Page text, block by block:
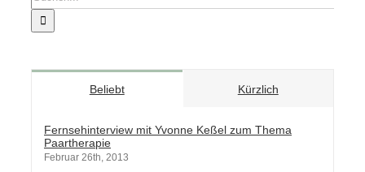
nach:
Beliebt Kürzlich
Fernsehinterview mit Yvonne Keßel zum Thema
Paartherapie
Februar 26th, 2013